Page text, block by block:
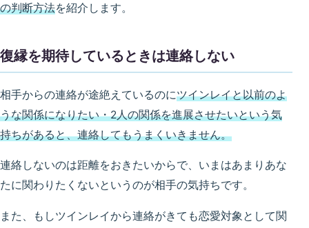
の判断方法を紹介します。
復縁を期待しているときは連絡しない
相手からの連絡が途絶えているのにツインレイと以前のよ
うな関係になりたい・2人の関係を進展させたいという気
持ちがあると、連絡してもうまくいきません。
連絡しないのは距離をおきたいからで、いまはあまりあな
たに関わりたくないというのが相手の気持ちです。
また、もしツインレイから連絡がきても恋愛対象として関